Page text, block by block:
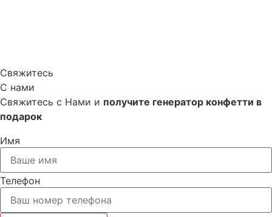
Свяжитесь
С нами
Свяжитесь с Нами и получите генератор конфетти в
подарок
Имя
Телефон